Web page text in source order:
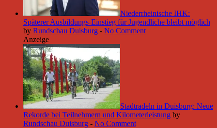
Niederrheinische IHK:
Späterer Ausbildungs-Einstieg für Jugendliche bleibt möglich
by Rundschau Duisburg - No Comment
Anzeige
Stadtradeln in Duisburg: Neue
Rekorde bei Teilnehmern und Kilometerleistung by
Rundschau Duisburg - No Comment